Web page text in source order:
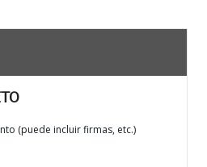
(puede incluir firmas, etc.)